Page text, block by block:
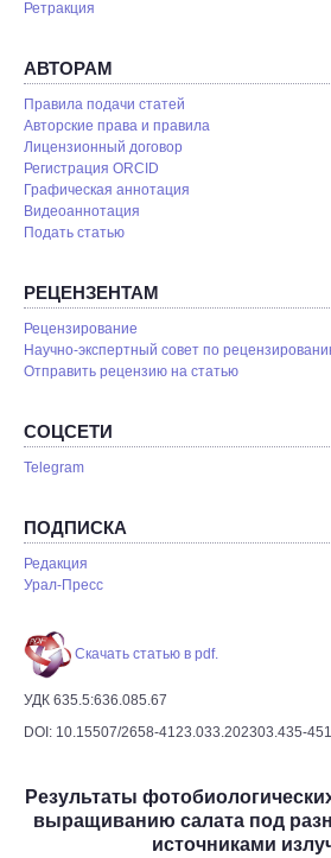
Ретракция
АВТОРАМ
Правила подачи статей
Авторские права и правила
Лицензионный договор
Регистрация ORCID
Графическая аннотация
Видеоаннотация
Подать статью
РЕЦЕНЗЕНТАМ
Рецензирование
Научно-экспертный совет по
Отправить рецензию на статью
СОЦСЕТИ
Telegram
ПОДПИСКА
Редакция
Урал-Пресс
Скачать статью в pdf.
УДК 635.5:636.085.67
DOI: 10.15507/2658-4123.033.202303.435-451
Результаты
выращиванию салата под
источниками